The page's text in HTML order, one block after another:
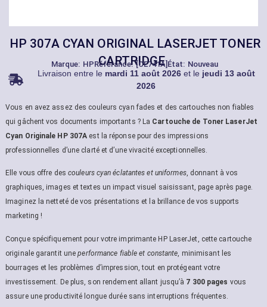
HP 307A CYAN ORIGINAL LASERJET TONER
CARTRIDGE
Marque: HPRéférance: [CE741A] État: Nouveau
Livraison entre le mardi 11 août 2026et le jeudi 13 août
2026
Vous en avez assez des couleurs cyan fades et des cartouches non fiables
qui gâchent vos documents importants ? La Cartouche de Toner LaserJet
Cyan Originale HP 307A est la réponse pour des impressions
professionnelles d’une clarté et d’une vivacité exceptionnelles.
Elle vous offre des couleurs cyan éclatantes et uniformes, donnant à vos
graphiques, images et textes un impact visuel saisissant, page après page.
Imaginez la netteté de vos présentations et la brillance de vos supports
marketing !
Conçue spécifiquement pour votre imprimante HP LaserJet, cette cartouche
originale garantit uneperformance fiable et constante , minimisant les
bourrages et les problèmes d’impression, tout en protégeant votre
investissement. De plus, son rendement allant jusqu’à 7 300 pages vous
assure une productivité longue durée sans interruptions fréquentes.